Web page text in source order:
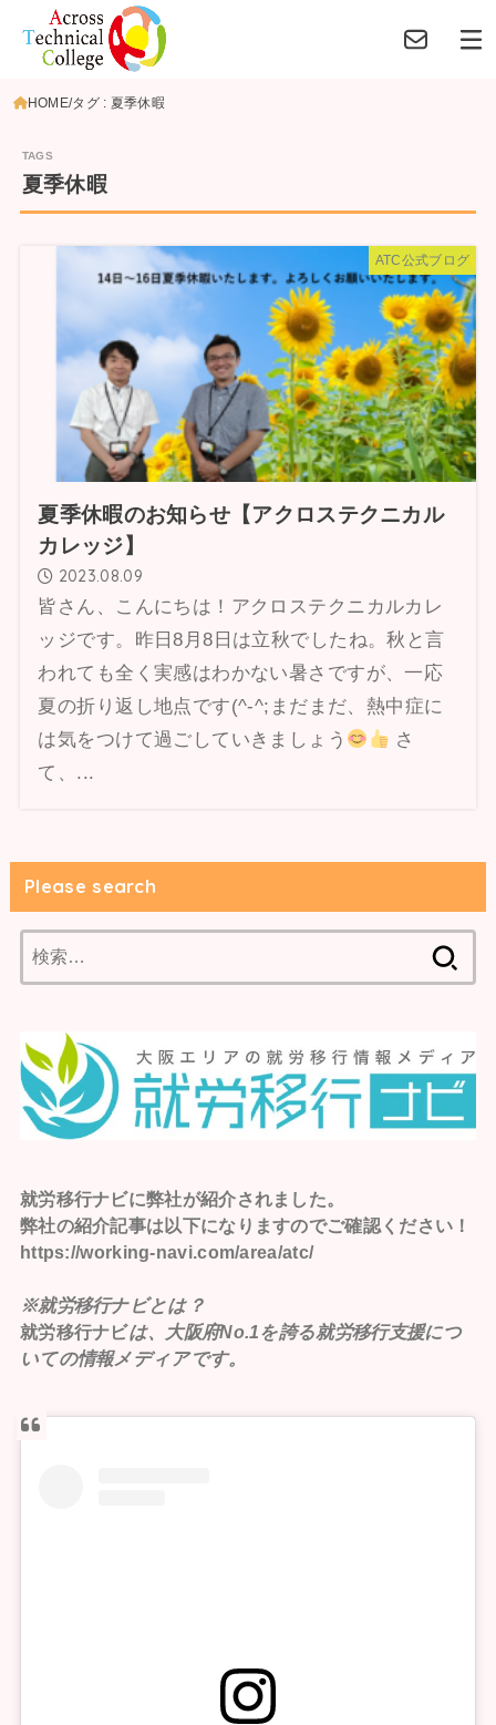
HOME タグ : 夏季休暇
夏季休暇
ATC公式ブログ
夏季休暇のお知らせ【アクロステクニカル
カレッジ】
2023.08.09
皆さん、こんにちは！アクロステクニカルカレ
ッジです。昨日8月8日は立秋でしたね。秋と言
われても全く実感はわかない暑さですが、一応
夏の折り返し地点です(^-^;まだまだ、熱中症に
は気をつけて過ごしていきましょう
さ
て、...
Please search
索:
就労移行ナビに弊社が紹介されました。
弊社の紹介記事は以下になりますのでご確認ください！
https://working-navi.com/area/atc/
※就労移行ナビとは？
就労移行ナビは、大阪府No.1を誇る就労移行支援につ
いての情報メディアです。